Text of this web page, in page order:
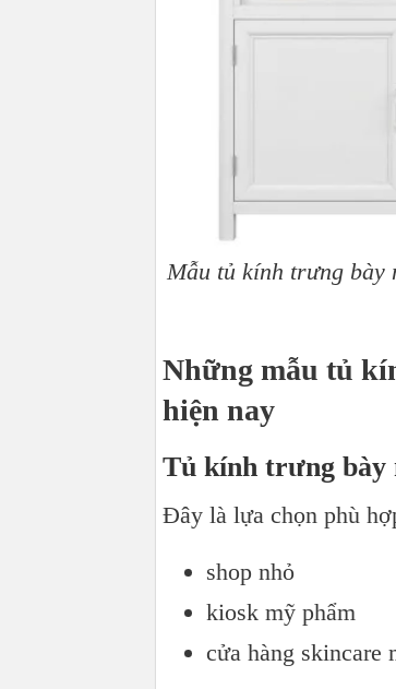
Mẫu tủ kính trưng bày
Những mẫu tủ
hiện nay
Tủ kính trưng bày
Đây là lựa chọn phù
shop nhỏ
kiosk mỹ phẩm
cửa hàng skincare